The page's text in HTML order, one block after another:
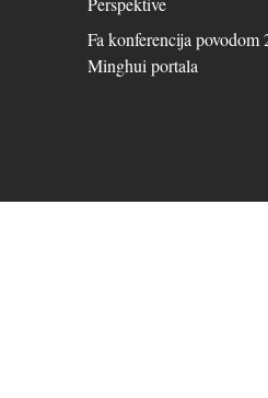
Fa konferencija povodom
Minghui portala